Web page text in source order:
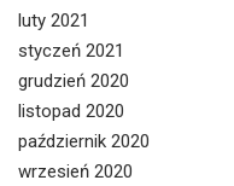
luty 2021
styczeń 2021
grudzień 2020
listopad 2020
październik 2020
wrzesień 2020